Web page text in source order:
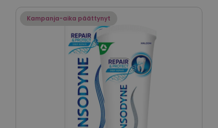
Kampanja-aika päättynyt